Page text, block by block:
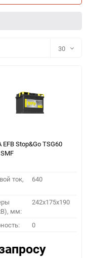
30
EFB Stop&Go TSG60
ток,
640
мм:
242x175x190
0